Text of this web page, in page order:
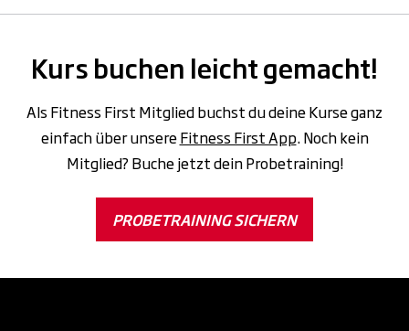
Kurs buchen leicht gemacht!
Als Fitness First Mitglied buchst du deine Kurse ganz
einfach über unsereFitness First App. Noch kein
Mitglied? Buche jetzt dein Probetraining!
PROBETRAINING SICHERN